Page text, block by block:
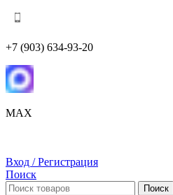
+7 (903) 634-93-20
MAX
Вход / Регистрация
Поиск
Поиск